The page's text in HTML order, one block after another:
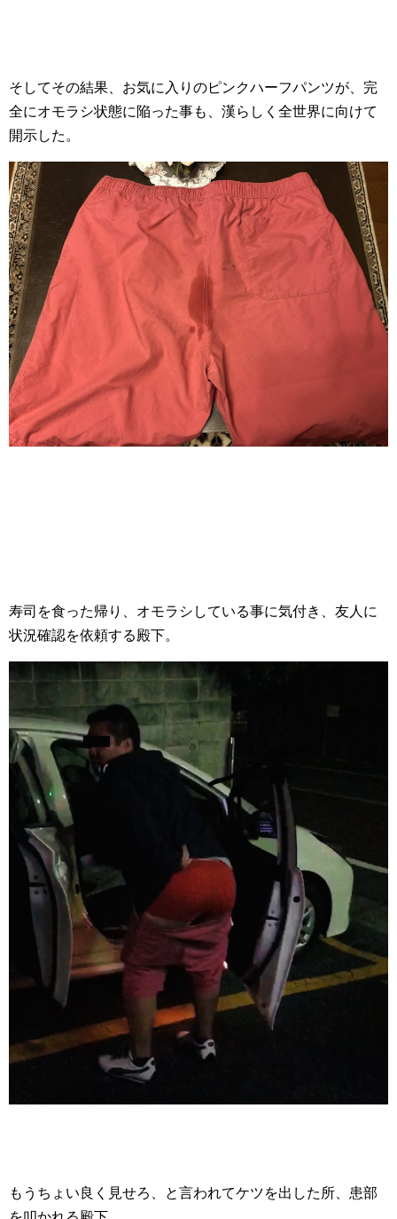
そしてその結果、お気に入りのピンクハーフパンツが、完
全にオモラシ状態に陥った事も、漢らしく全世界に向けて
開示した。
寿司を食った帰り、オモラシしている事に気付き、友人に
状況確認を依頼する殿下。
もうちょい良く見せろ、と言われてケツを出した所、患部